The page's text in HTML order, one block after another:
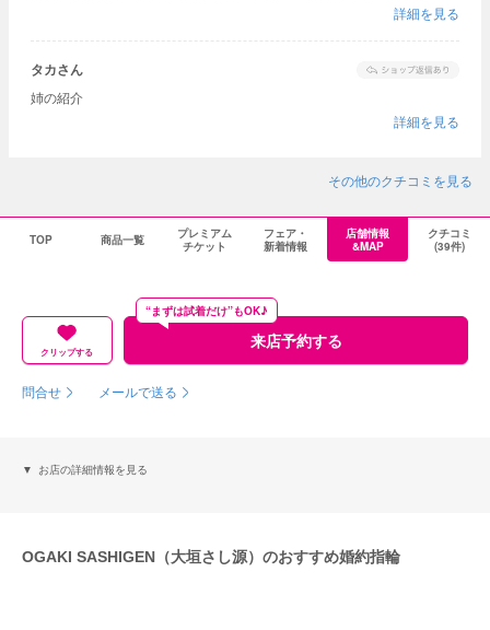
詳細を見る
タカさん
姉の紹介
詳細を見る
その他のクチコミを見る
TOP 商品一覧
プレミアム
チケット
フェア・
新着情報
店舗情報
&MAP
クチコミ
(39件)
クリップする
来店予約する
“まずは試着だけ”もOK♪
問合せ メールで送る
お店の詳細情報を見る
OGAKI SASHIGEN（大垣さし源）のおすすめ婚約指輪